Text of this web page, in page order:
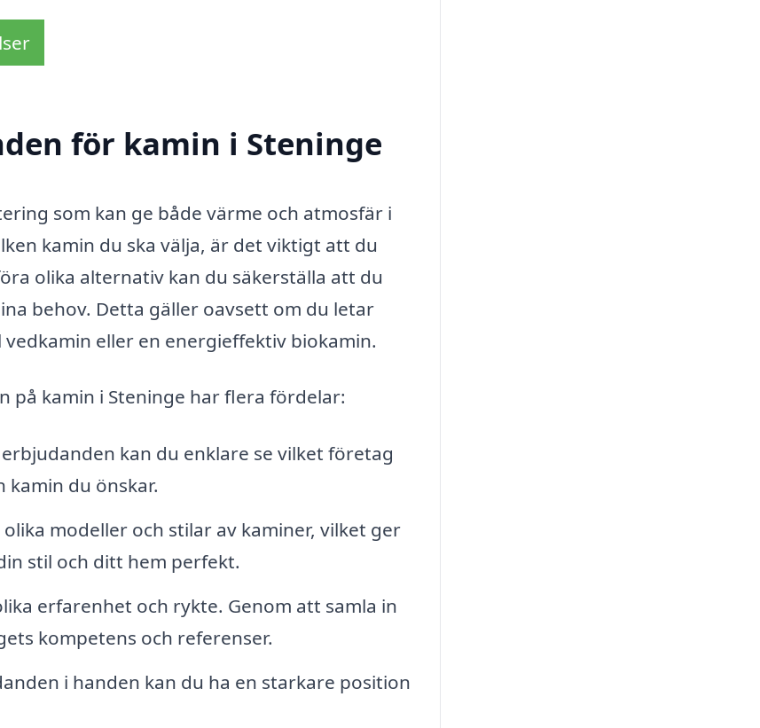
för kamin i Steninge
som kan ge både värme och atmosfär i
kamin du ska välja, är det viktigt att du
olika alternativ kan du säkerställa att du
behov. Detta gäller oavsett om du letar
eller en energieffektiv biokamin.
på kamin i Steninge har flera fördelar:
kan du enklare se vilket företag
du önskar.
modeller och stilar av kaminer, vilket ger
stil och ditt hem perfekt.
erfarenhet och rykte. Genom att samla in
kompetens och referenser.
i handen kan du ha en starkare position